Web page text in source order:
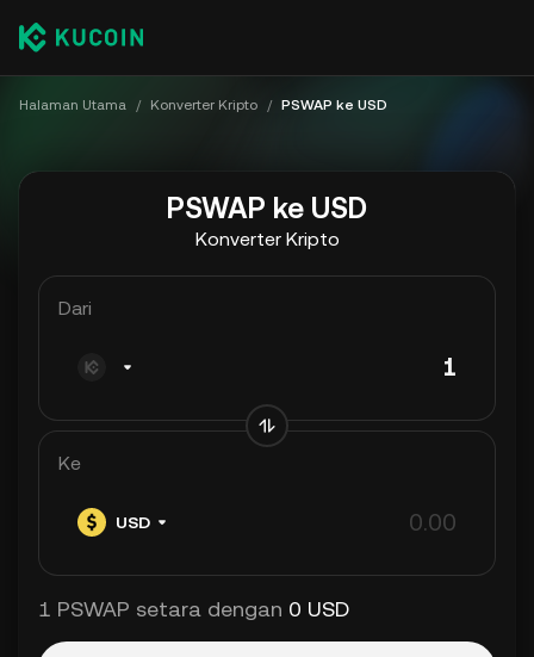
Halaman Utama / Konverter Kripto / PSWAP ke USD
PSWAP ke USD
Konverter Kripto
Dari
Ke
USD
1 PSWAP setara dengan 0 USD